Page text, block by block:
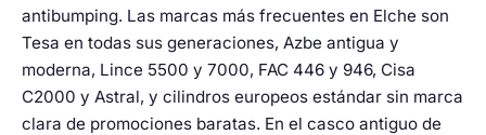
antibumping. Las marcas más frecuentes en Elche son
Tesa en todas sus generaciones, Azbe antigua y
moderna, Lince 5500 y 7000, FAC 446 y 946, Cisa
C2000 y Astral, y cilindros europeos estándar sin marca
clara de promociones baratas. En el casco antiguo de